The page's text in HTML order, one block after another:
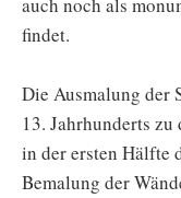
findet.
Die Ausmalung der
13. Jahrhunderts
in der ersten Hälfte
Bemalung der